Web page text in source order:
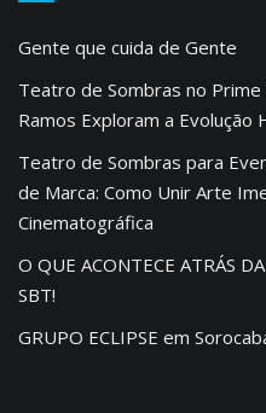
Gente que cuida de Gente
Teatro de Sombras no
Ramos Exploram a Evolução
Teatro de Sombras para
de Marca: Como Unir Arte
Cinematográfica
O QUE ACONTECE ATRÁS
SBT!
GRUPO ECLIPSE em